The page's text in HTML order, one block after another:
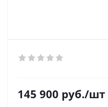
145 900 руб./шт